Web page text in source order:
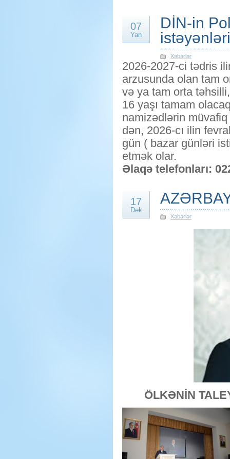
07
Yan
DİN-in
Xəbərlər
2026-2027-ci tədris
arzusunda olan tam
və ya tam orta
16 yaşı tamam
namizədlərin
dən, 2026-cı ilin
gün ( bazar günləri
etmək olar.
Əlaqə telefonları:
17
Dek
Xəbərlər
ÖLKƏNİN